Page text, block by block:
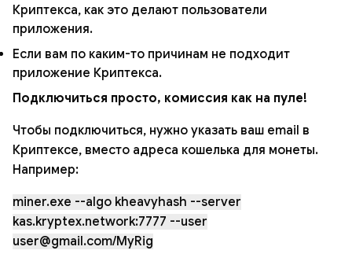
Криптекса, как это делают пользователи
приложения.
Если вам по каким-то причинам не подходит
приложение Криптекса.
Подключиться просто, комиссия как на пуле!
Чтобы подключиться, нужно указать ваш email в
Криптексе, вместо адреса кошелька для монеты.
Например:
miner.exe --algo kheavyhash --server
kas.kryptex.network:7777 --user
user@gmail.com/MyRig